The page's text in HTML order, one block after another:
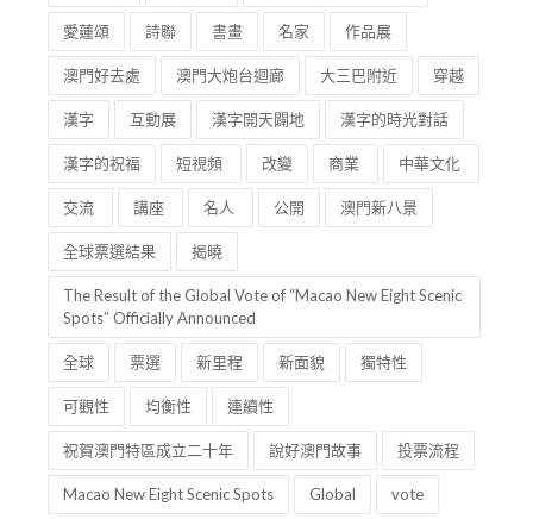
愛蓮頌 詩聯 書畫 名家 作品展
澳門好去處 澳門大炮台迴廊 大三巴附近 穿越
漢字 互動展 漢字開天闢地 漢字的時光對話
漢字的祝福 短視頻 改變 商業 中華文化
交流 講座 名人 公開 澳門新八景
全球票選結果 揭曉
The Result of the Global Vote of “Macao New Eight Scenic
Spots” Officially Announced
全球 票選 新里程 新面貌 獨特性
可觀性 均衡性 連續性
祝賀澳門特區成立二十年 說好澳門故事 投票流程
Macao New Eight Scenic Spots Global vote